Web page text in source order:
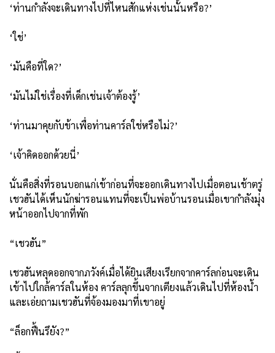
‘ท่านกำลังจะเดินทางไปที่ไหนสักแห่งเช่นนั้นหรือ?’
‘ใช่’
‘มันคือที่ใด?’
‘มันไม่ใช่เรื่องที่เด็กเช่นเจ้าต้องรู้’
‘ท่านมาคุยกับข้าเพื่อท่านคาร์ลใช่หรือไม่?’
‘เจ้าคิดออกด้วยนี่’
นั่นคือสิ่งที่รอนบอกแก่เข้าก่อนที่จะออกเดินทางไปเมื่อตอนเช้าตรู่
เชวฮันได้เห็นนักฆ่ารอนแทนที่จะเป็นพ่อบ้านรอนเมื่อเขากำลังมุ่ง
หน้าออกไปจากที่พัก
“เชวฮัน”
เชวฮันหลุดออกจากภวังค์เมื่อได้ยินเสียงเรียกจากคาร์ลก่อนจะเดิน
เข้าไปใกล้คาร์ลในห้อง คาร์ลลุกขึ้นจากเตียงแล้วเดินไปที่ห้องน้ำ
และเอ่ยถามเชวฮันที่จ้องมองมาที่เขาอยู่
“ล็อกฟื้นรึยัง?”